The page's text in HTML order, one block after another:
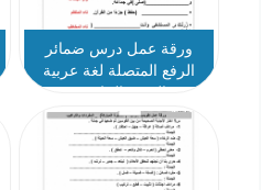
ورقة عمل درس ضمائر
الرفع المتصلة لغة عربية